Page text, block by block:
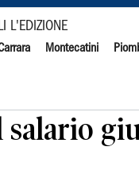
L'EDIZIONE
Montecatini
salario